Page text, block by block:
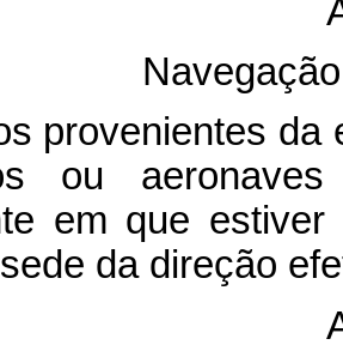
provenientes da
ou
em que
da direção